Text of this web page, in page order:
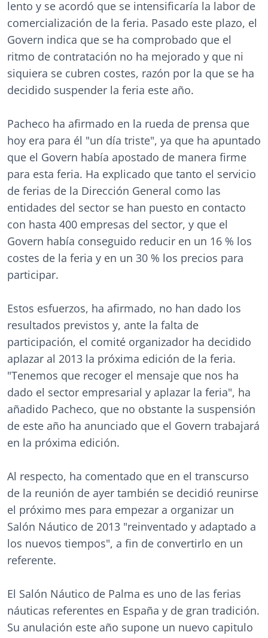
lento y se acordó que se intensificaría la labor de
comercialización de la feria. Pasado este plazo, el
Govern indica que se ha comprobado que el
ritmo de contratación no ha mejorado y que ni
siquiera se cubren costes, razón por la que se ha
decidido suspender la feria este año.
Pacheco ha afirmado en la rueda de prensa que
hoy era para él "un día triste", ya que ha apuntado
que el Govern había apostado de manera firme
para esta feria. Ha explicado que tanto el servicio
de ferias de la Dirección General como las
entidades del sector se han puesto en contacto
con hasta 400 empresas del sector, y que el
Govern había conseguido reducir en un 16 % los
costes de la feria y en un 30 % los precios para
participar.
Estos esfuerzos, ha afirmado, no han dado los
resultados previstos y, ante la falta de
participación, el comité organizador ha decidido
aplazar al 2013 la próxima edición de la feria.
"Tenemos que recoger el mensaje que nos ha
dado el sector empresarial y aplazar la feria", ha
añadido Pacheco, que no obstante la suspensión
de este año ha anunciado que el Govern trabajará
en la próxima edición.
Al respecto, ha comentado que en el transcurso
de la reunión de ayer también se decidió reunirse
el próximo mes para empezar a organizar un
Salón Náutico de 2013 "reinventado y adaptado a
los nuevos tiempos", a fin de convertirlo en un
referente.
El Salón Náutico de Palma es uno de las ferias
náuticas referentes en España y de gran tradición.
Su anulación este año supone un nuevo capitulo